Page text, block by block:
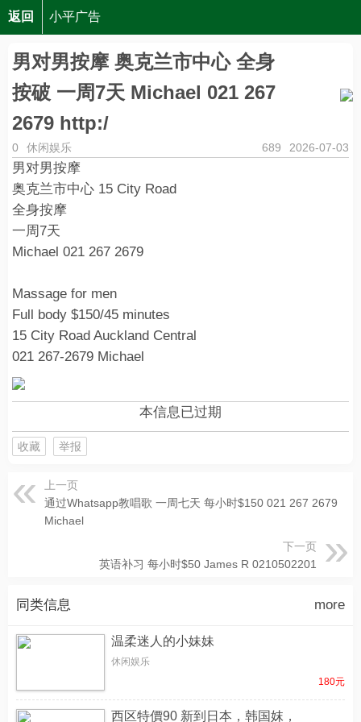
返回 小平广告
男对男按摩 奥克兰市中心 全身按破 一周7天 Michael
男对男按摩 奥克兰市中心 全身
按破 一周7天 Michael 021 267
2679 http:/
0 休闲娱乐 689 2026-07-03
男对男按摩
奥克兰市中心 15 City Road
全身按摩
一周7天
Michael 021 267 2679
Massage for men
Full body $150/45 minutes
15 City Road Auckland Central
021 267-2679 Michael
本信息已过期
收藏 举报
上一页
通过Whatsapp教唱歌 一周七天 每小时$150 021 267 2679
Michael
下一页
英语补习 每小时$50 James R 0210502201
同类信息 more
温柔迷人的小妹妹
休闲娱乐
180元
西区特價90 新到日本，韩国妺，